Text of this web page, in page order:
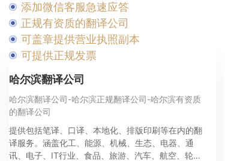
添加微信客服急速应答
正规有资质的翻译公司
可盖章提供营业执照副本
可提供正规发票
哈尔滨翻译公司
哈尔滨翻译公司-哈尔滨正规翻译公司-哈尔滨有资质
的翻译公司
提供包括笔译、口译、本地化、排版印刷等在内的翻
译服务。涵盖化工、能源、机械、生态、电器、通
讯、电子、IT行业、食品、旅游、汽车、航空、轮